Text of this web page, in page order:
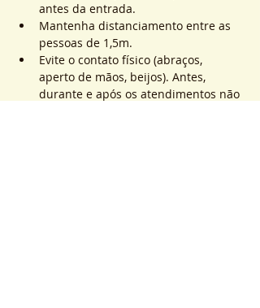
antes da entrada.
Mantenha distanciamento entre as
pessoas de 1,5m.
Evite o contato físico (abraços,
aperto de mãos, beijos). Antes,
durante e após os atendimentos não